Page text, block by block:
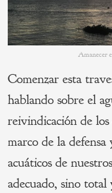
Amanecer
Comenzar esta
hablando sobre el
reivindicación de
marco de la defensa
acuáticos de
adecuado, sino